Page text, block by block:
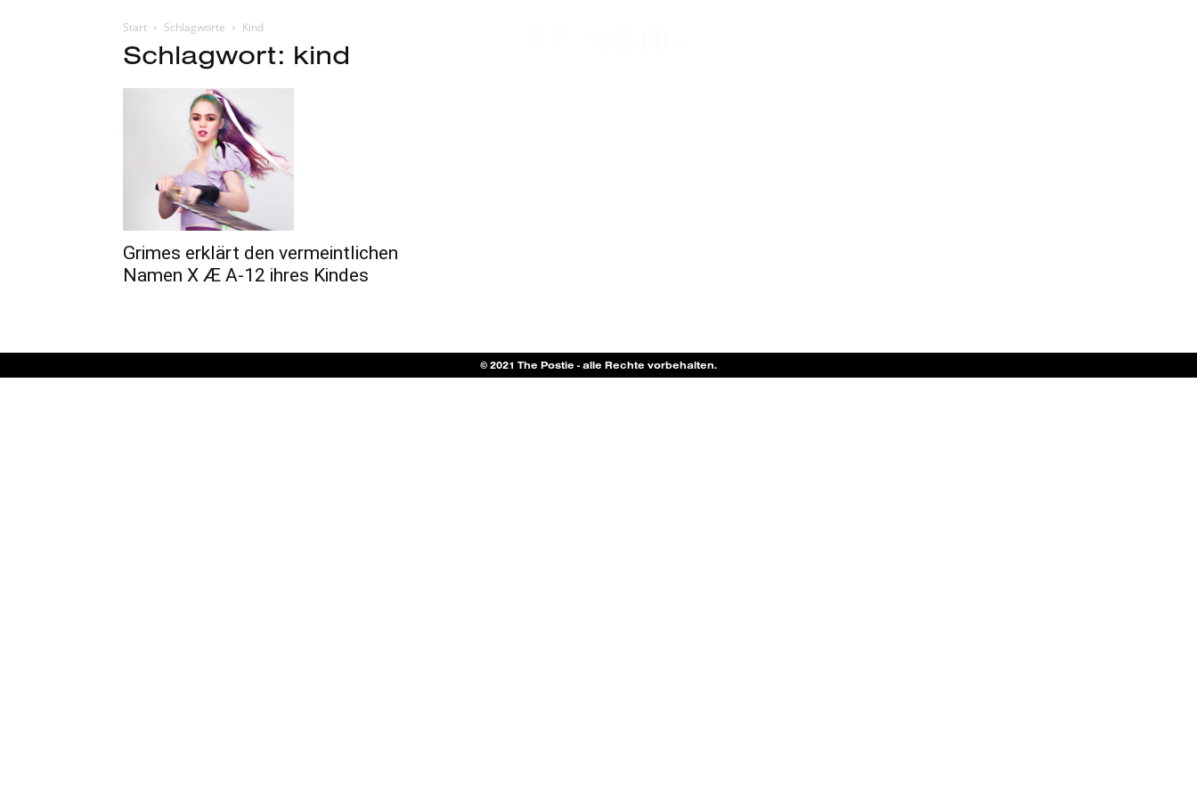
Start Schlagworte Kind
Schlagwort: kind
Grimes erklärt den vermeintlichen
Namen X Æ A-12 ihres Kindes
© 2021 The Postie - alle Rechte vorbehalten.